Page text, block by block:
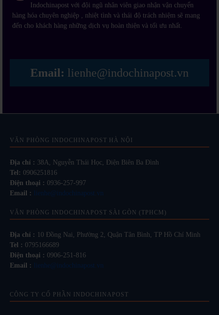
Indochinapost với đội ngũ nhân viên giao nhận vận chuyển
hàng hóa chuyên nghiệp , nhiệt tình và thái độ trách nhiệm sẽ mang
đến cho khách hàng những dịch vụ hoàn thiện và tối ưu nhất.
Email: lienhe@indochinapost.vn
VĂN PHÒNG INDOCHINAPOST HÀ NỘI
Địa chỉ : 38A, Nguyễn Thái Học, Điện Biên Ba Đình
Tel: 0906251816
Điện thoại : 0936-257-997
Email : lienhe@indochinapost.vn
VĂN PHÒNG INDOCHINAPOST SÀI GÒN (TPHCM)
Địa chỉ : 10 Đồng Nai, Phường 2, Quận Tân Bình, TP Hồ Chí Minh
Tel : 0795166689
Điện thoại : 0906-251-816
Email : lienhe@indochinapost.vn
CÔNG TY CỔ PHẦN INDOCHINAPOST